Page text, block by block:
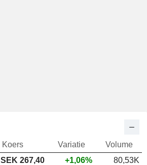
Koers Variatie
Volume
SEK 267,40 +1,06%
80,53K